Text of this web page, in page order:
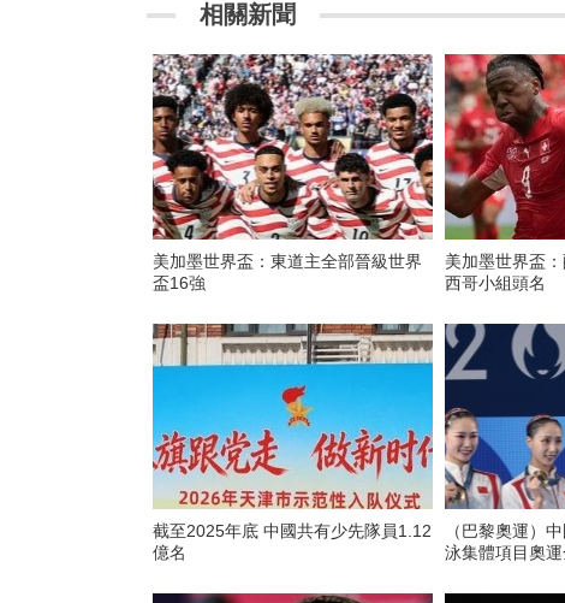
相關新聞
美加墨世界盃：東道主全部晉級世界
盃16強
美加墨世界盃
西哥小組頭名
截至2025年底 中國共有少先隊員1.12
億名
（巴黎奧運）
泳集體項目奧